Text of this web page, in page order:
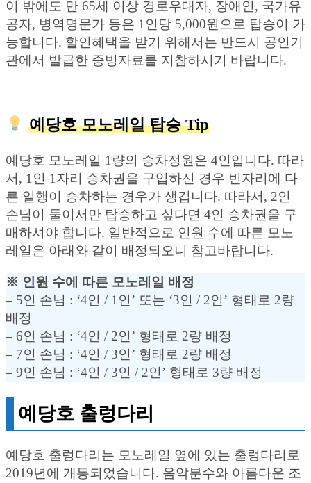
이 밖에도 만 65세 이상 경로우대자, 장애인, 국가유
공자, 병역명문가 등은 1인당 5,000원으로 탑승이 가
능합니다. 할인혜택을 받기 위해서는 반드시 공인기
관에서 발급한 증빙자료를 지참하시기 바랍니다.
예당호 모노레일 탑승 Tip
예당호 모노레일 1량의 승차정원은 4인입니다. 따라
서, 1인 1자리 승차권을 구입하신 경우 빈자리에 다
른 일행이 승차하는 경우가 생깁니다. 따라서, 2인
손님이 둘이서만 탑승하고 싶다면 4인 승차권을 구
매하셔야 합니다. 일반적으로 인원 수에 따른 모노
레일은 아래와 같이 배정되오니 참고바랍니다.
※ 인원 수에 따른 모노레일 배정
– 5인 손님 : ‘4인 / 1인’ 또는 ‘3인 / 2인’ 형태로 2량
배정
– 6인 손님 : ‘4인 / 2인’ 형태로 2량 배정
– 7인 손님 : ‘4인 / 3인’ 형태로 2량 배정
– 9인 손님 : ‘4인 / 3인 / 2인’ 형태로 3량 배정
예당호 출렁다리
예당호 출렁다리는 모노레일 옆에 있는 출렁다리로
2019년에 개통되었습니다. 음악분수와 아름다운 조